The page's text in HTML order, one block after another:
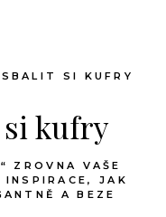
SI KUFRY
kufry
ZROVNA VAŠE
INSPIRACE, JAK
A BEZE